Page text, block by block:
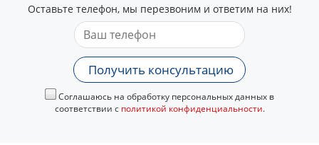
Оставьте телефон, мы перезвоним и ответим на них!
Получить консультацию
Соглашаюсь на обработку персональных данных в
соответствии с политикой конфиденциальности.